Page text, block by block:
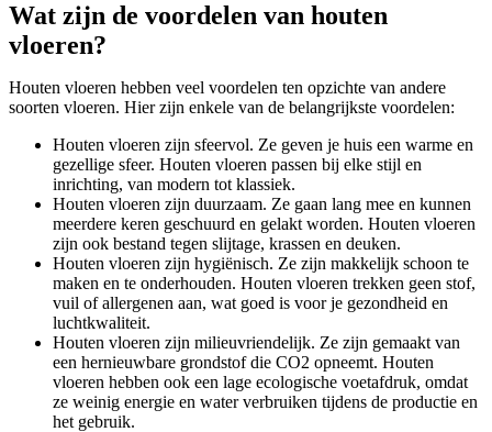
Wat zijn de voordelen van houten
vloeren?
Houten vloeren hebben veel voordelen ten opzichte van andere
soorten vloeren. Hier zijn enkele van de belangrijkste voordelen:
Houten vloeren zijn sfeervol. Ze geven je huis een warme en
gezellige sfeer. Houten vloeren passen bij elke stijl en
inrichting, van modern tot klassiek.
Houten vloeren zijn duurzaam. Ze gaan lang mee en kunnen
meerdere keren geschuurd en gelakt worden. Houten vloeren
zijn ook bestand tegen slijtage, krassen en deuken.
Houten vloeren zijn hygiënisch. Ze zijn makkelijk schoon te
maken en te onderhouden. Houten vloeren trekken geen stof,
vuil of allergenen aan, wat goed is voor je gezondheid en
luchtkwaliteit.
Houten vloeren zijn milieuvriendelijk. Ze zijn gemaakt van
een hernieuwbare grondstof die CO2 opneemt. Houten
vloeren hebben ook een lage ecologische voetafdruk, omdat
ze weinig energie en water verbruiken tijdens de productie en
het gebruik.